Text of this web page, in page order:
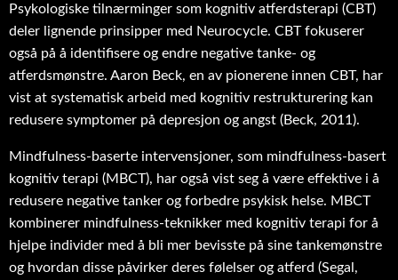
Psykologiske tilnærminger som kognitiv atferdsterapi (CBT)
deler lignende prinsipper med Neurocycle. CBT fokuserer
også på å identifisere og endre negative tanke- og
atferdsmønstre. Aaron Beck, en av pionerene innen CBT, har
vist at systematisk arbeid med kognitiv restrukturering kan
redusere symptomer på depresjon og angst (Beck, 2011).
Mindfulness-baserte intervensjoner, som mindfulness-basert
kognitiv terapi (MBCT), har også vist seg å være effektive i å
redusere negative tanker og forbedre psykisk helse. MBCT
kombinerer mindfulness-teknikker med kognitiv terapi for å
hjelpe individer med å bli mer bevisste på sine tankemønstre
og hvordan disse påvirker deres følelser og atferd (Segal,